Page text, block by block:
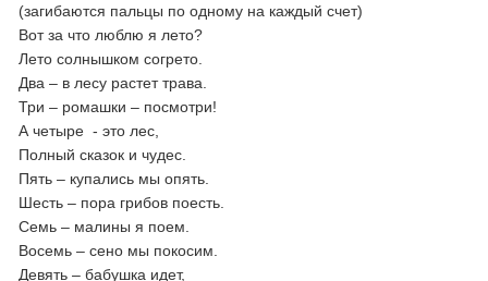
(загибаются пальцы по одному на каждый счет)
Вот за что люблю я лето?
Лето солнышком согрето.
Два – в лесу растет трава.
Три – ромашки – посмотри!
А четыре - это лес,
Полный сказок и чудес.
Пять – купались мы опять.
Шесть – пора грибов поесть.
Семь – малины я поем.
Восемь – сено мы покосим.
Девять – бабушка идет,